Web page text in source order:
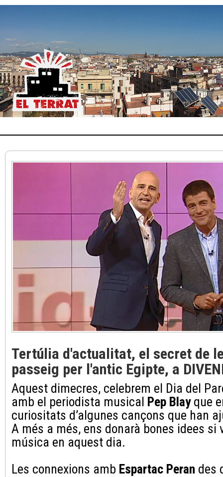
Tertúlia d'actualitat, el secret de
passeig per l'antic Egipte, a
Aquest dimecres, celebrem el Dia del
amb el periodista musical Pep Blayque
curiositats d’algunes cançons que han
A més a més, ens donarà bones idees si
música en aquest dia.
Les connexions amb Espartac Peran des